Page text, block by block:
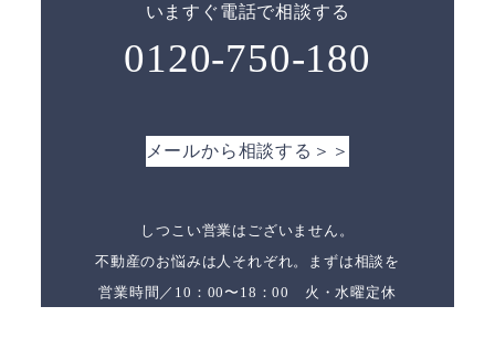
いますぐ電話で相談する
0120-750-180
メールから相談する＞＞
しつこい営業はございません。
不動産のお悩みは人それぞれ。まずは相談を
営業時間／10：00〜18：00 火・水曜定休